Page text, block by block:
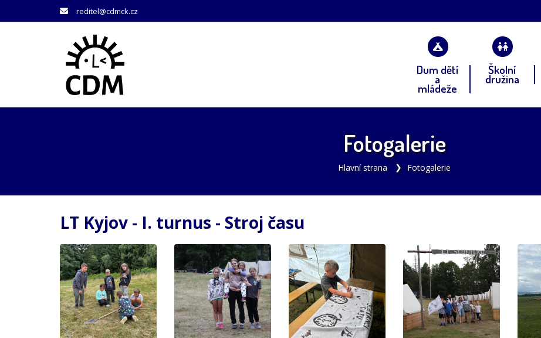
reditel@cdmck.cz
Dum dětí
a
mládeže
Školní
družina
Fotogalerie
Hlavní strana Fotogalerie
LT Kyjov - I. turnus - Stroj času